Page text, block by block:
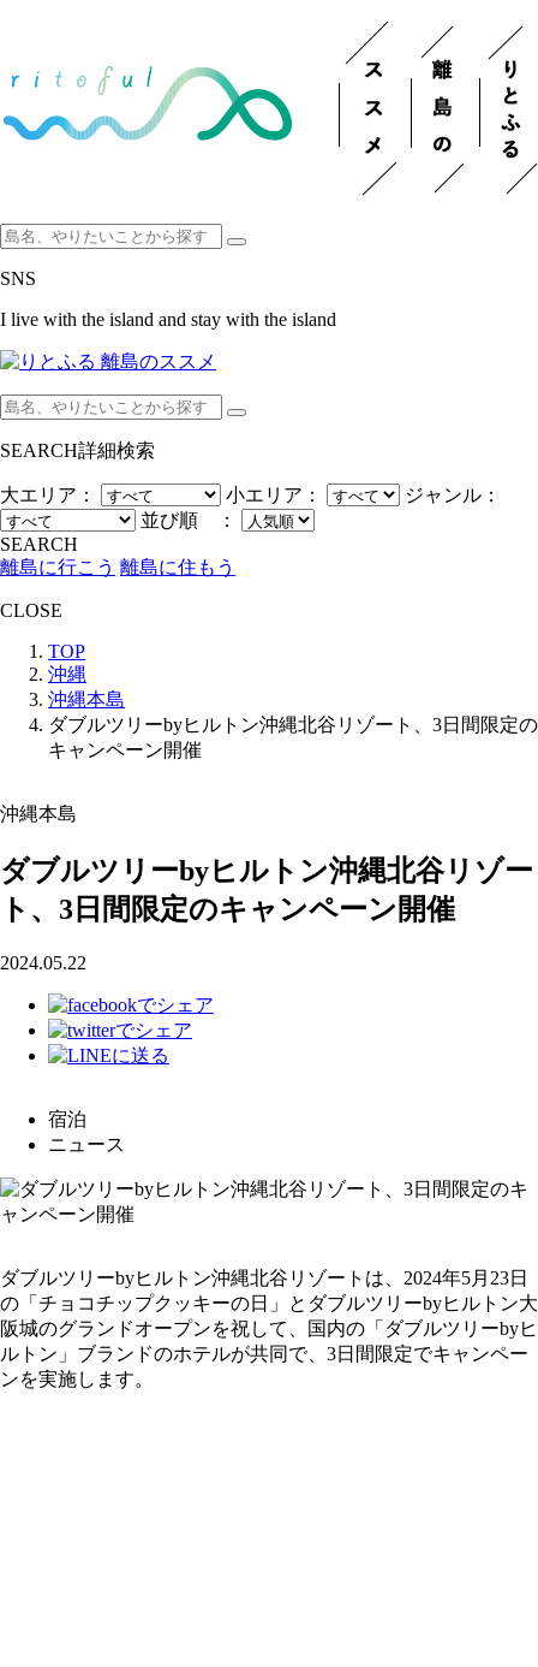
SNS
I live with the island and stay with the island
SEARCH詳細検索
大エリア： 小エリア：
ジャンル：
並び順 ：
SEARCH
離島に行こう 離島に住もう
CLOSE
TOP
沖縄
沖縄本島
ダブルツリーbyヒルトン沖縄北谷リゾート、3日間限定の
キャンペーン開催
沖縄本島
ダブルツリーbyヒルトン沖縄北谷リゾー
ト、3日間限定のキャンペーン開催
2024.05.22
宿泊
ニュース
ダブルツリーbyヒルトン沖縄北谷リゾートは、2024年5月23日
の「チョコチップクッキーの日」とダブルツリーbyヒルトン大
阪城のグランドオープンを祝して、国内の「ダブルツリーbyヒ
ルトン」ブランドのホテルが共同で、3日間限定でキャンペー
ンを実施します。